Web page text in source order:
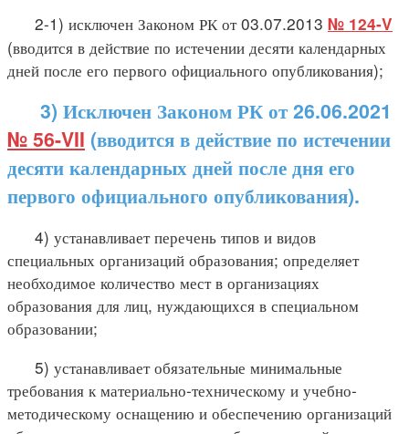
2-1) исключен Законом РК от 03.07.2013 № 124-V
(вводится в действие по истечении десяти календарных
дней после его первого официального опубликования);
3) Исключен Законом РК от 26.06.2021
№ 56-VII (вводится в действие по истечении
десяти календарных дней после дня его
первого официального опубликования).
4) устанавливает перечень типов и видов
специальных организаций образования; определяет
необходимое количество мест в организациях
образования для лиц, нуждающихся в специальном
образовании;
5) устанавливает обязательные минимальные
требования к материально-техническому и учебно-
методическому оснащению и обеспечению организаций